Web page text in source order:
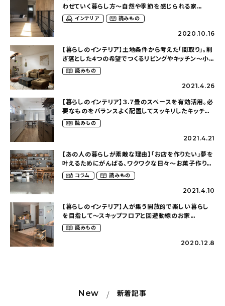
わせていく暮らし方〜自然や季節を感じられる家
（srms_houseさん）
インテリア 読みもの
2020.10.16
【暮らしのインテリア】土地条件から考えた「間取り」。削
ぎ落とした４つの希望でつくるリビングやキッチン〜小さ
く住まう楽しさを感じる、建築家の自邸
（mattam_interiorさん）
読みもの
2021.4.26
【暮らしのインテリア】３.７畳のスペースを有効活用。必
要なものをバランスよく配置してスッキリしたキッチン
に〜２７坪の幸せな空間づくり（s_gift_zさん）
読みもの
2021.4.21
【あの人の暮らしが素敵な理由】「お店を作りたい」夢を
叶えるためにがんばる、ワクワクな日々〜お菓子作りへ
の思い（inuco4194さん）
コラム 読みもの
2021.4.10
【暮らしのインテリア】人が集う開放的で楽しい暮らし
を目指して〜スキップフロアと回遊動線のお家
（reigram_houseさん）
読みもの
2020.12.8
New 新着記事